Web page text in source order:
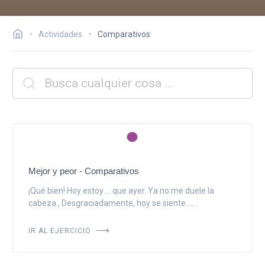
Actividades Comparativos
Mejor y peor - Comparativos
¡Qué bien! Hoy estoy ... que ayer. Ya no me duele la
cabeza., Desgraciadamente, hoy se siente ......
IR AL EJERCICIO